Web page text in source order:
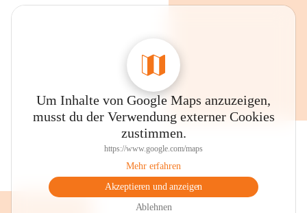
Um Inhalte von Google Maps anzuzeigen,
musst du der Verwendung externer Cookies
zustimmen.
https://www.google.com/maps
Mehr erfahren
Akzeptieren und anzeigen
Ablehnen